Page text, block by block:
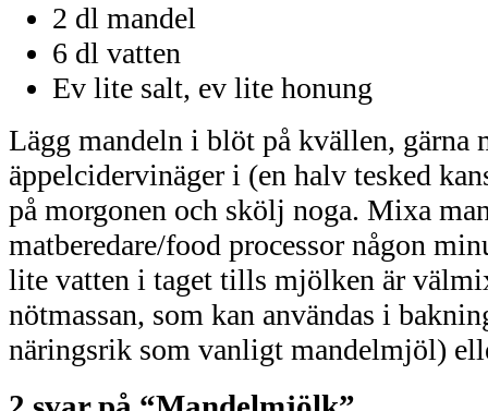
2 dl mandel
6 dl vatten
Ev lite salt, ev lite honung
Lägg mandeln i blöt på kvällen, gärna
äppelcidervinäger i (en halv tesked
på morgonen och skölj noga. Mixa
matberedare/food processor någon
lite vatten i taget tills mjölken är
nötmassan, som kan användas i
näringsrik som vanligt mandelmjöl)